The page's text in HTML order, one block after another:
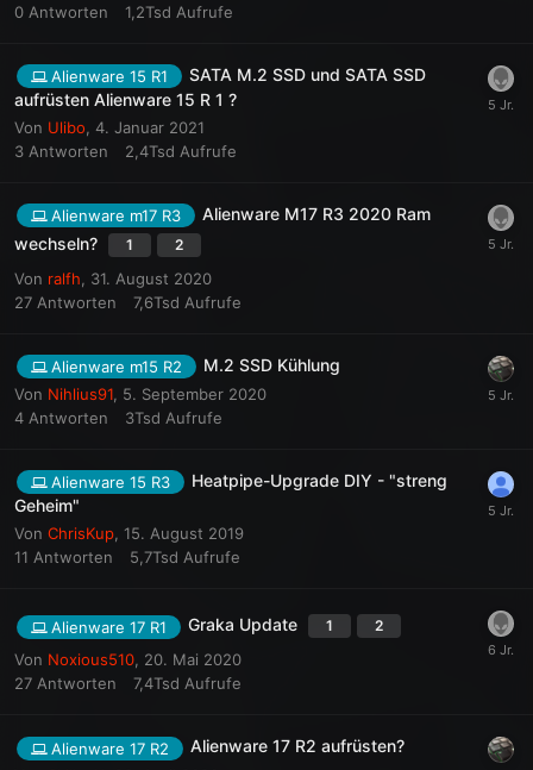
0 Antworten 1,2Tsd Aufrufe
Alienware 15 R1
SATA M.2 SSD und SATA SSD
aufrüsten Alienware 15 R 1 ?
Von Ulibo 4. Januar 2021
3 Antworten 2,4Tsd Aufrufe
Alienware m17 R3
Alienware M17 R3 2020 Ram
wechseln?
1 2
Von ralfh
31. August 2020
27 Antworten 7,6Tsd Aufrufe
Alienware m15 R2 M.2 SSD Kühlung
Von Nihlius91, 5. September 2020
4 Antworten 3Tsd Aufrufe
Alienware 15 R3
Heatpipe-Upgrade DIY - "streng
Geheim"
Von ChrisKup, 15. August 2019
11 Antworten 5,7Tsd Aufrufe
Alienware 17 R1 Graka Update 1 2
Von Noxious510, 20. Mai 2020
27 Antworten 7,4Tsd Aufrufe
Alienware 17 R2 Alienware 17 R2 aufrüsten?